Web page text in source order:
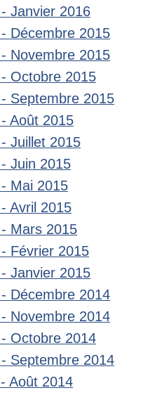
Janvier 2016
Décembre 2015
Novembre 2015
Octobre 2015
Septembre 2015
Août 2015
Juillet 2015
Juin 2015
Mai 2015
Avril 2015
Mars 2015
Février 2015
Janvier 2015
Décembre 2014
Novembre 2014
Octobre 2014
Septembre 2014
Août 2014